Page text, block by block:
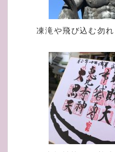
凍滝や飛び込む勿